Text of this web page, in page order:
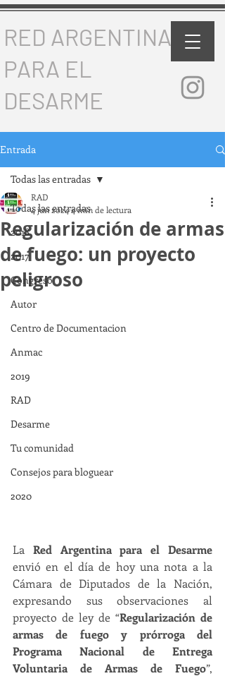
RED ARGENTINA
PARA EL
DESARME
Entrada
Todas las entradas
2018
2017
Congreso
Autor
Centro de Documentacion
Anmac
2019
RAD
Desarme
Tu comunidad
Consejos para bloguear
2020
Todas las entradas
Regularización de armas
de fuego: un proyecto
peligroso
RAD
4 jun 20244 min de lectura
La Red Argentina para el Desarme
envió en el día de hoy una nota a la
Cámara de Diputados de la Nación,
expresando sus observaciones al
proyecto de ley de “Regularización de
armas de fuego y prórroga del
Programa Nacional de Entrega
Voluntaria de Armas de Fuego”,